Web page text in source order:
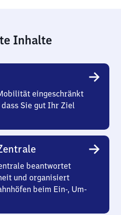
Inhalte
eingeschränkt
Sie gut Ihr Ziel
beantwortet
und organisiert
beim Ein-, Um-